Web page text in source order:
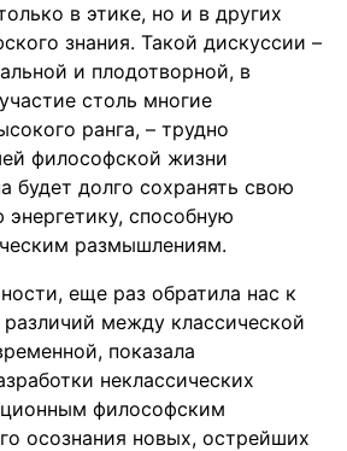
в этике, но и в других
знания. Такой дискуссии –
и плодотворной, в
столь многие
ранга, – трудно
философской жизни
будет долго сохранять свою
энергетику, способную
размышлениям.
еще раз обратила нас к
между классической
показала
неклассических
философским
осознания новых, острейших